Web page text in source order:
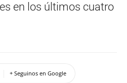
en los últimos cuatro
+ Seguinos en Google